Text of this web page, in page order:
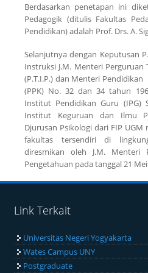
Berdasarkan penetapan ini
Pedagogik (ditulis Fakultas
Pendidikan) adalah Prof. Drs. A.
Selanjutnya dengan Keputusan
Instruksi J.M. Menteri
(P.T.I.P.) dan Menteri
(PPK) No. 32 dan 34 tahun
Institut Pendidikan Guru (IPG)
Institut Keguruan dan Ilmu
Djurusan Psikologi dari FIP
fakultas tersendiri di
diresmikan oleh J.M. Menteri
Pengetahuan pada tanggal 21
Link Terkait
Universitas Negeri Yogyakarta
Wates Campus UNY
Postgraduate